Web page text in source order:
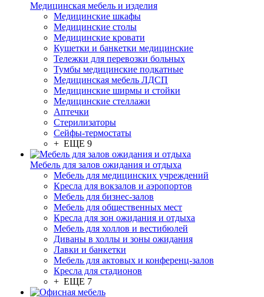
Медицинская мебель и изделия
Медицинские шкафы
Медицинские столы
Медицинские кровати
Кушетки и банкетки медицинские
Тележки для перевозки больных
Тумбы медицинские подкатные
Медицинская мебель ЛДСП
Медицинские ширмы и стойки
Медицинские стеллажи
Аптечки
Стерилизаторы
Сейфы-термостаты
+ ЕЩЕ 9
Мебель для залов ожидания и отдыха
Мебель для медицинских учреждений
Кресла для вокзалов и аэропортов
Мебель для бизнес-залов
Мебель для общественных мест
Кресла для зон ожидания и отдыха
Мебель для холлов и вестибюлей
Диваны в холлы и зоны ожидания
Лавки и банкетки
Мебель для актовых и конференц-залов
Кресла для стадионов
+ ЕЩЕ 7